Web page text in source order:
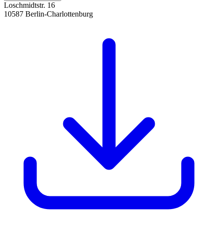
Loschmidtstr. 16
10587 Berlin-Charlottenburg